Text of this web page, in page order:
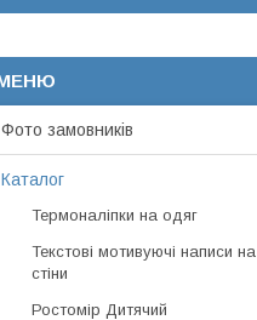
Фото замовників
Каталог
Термоналіпки на одяг
Текстові мотивуючі написи на
стіни
Ростомір Дитячий